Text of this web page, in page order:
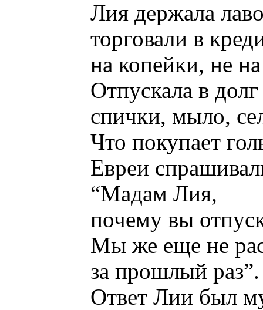
Лия держала
торговали в
на копейки, не
Отпускала в долг
спички, мыло,
Что покупает
Евреи
“Мадам Лия,
почему вы
Мы же еще не
за прошлый раз”.
Ответ Лии был